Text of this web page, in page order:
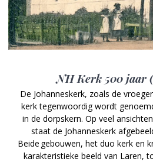
NH Kerk 500 jaar
De Johanneskerk, zoals de
kerk tegenwoordig wordt
in de dorpskern. Op veel
staat de Johanneskerk
Beide gebouwen, het duo kerk en
karakteristieke beeld van Laren,